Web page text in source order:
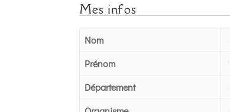
Mes infos
Nom
Prénom
Département